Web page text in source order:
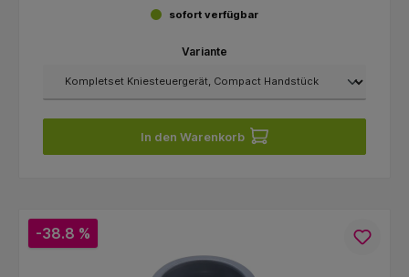
sofort verfügbar
Variante
In den Warenkorb
-38.8 %